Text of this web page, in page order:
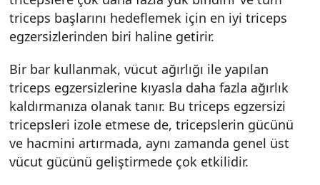
triceps başlarını hedeflemek için en iyi triceps
egzersizlerinden biri haline getirir.
Bir bar kullanmak, vücut ağırlığı ile yapılan
triceps egzersizlerine kıyasla daha fazla ağırlık
kaldırmanıza olanak tanır. Bu triceps egzersizi
tricepsleri izole etmese de, tricepslerin gücünü
ve hacmini artırmada, aynı zamanda genel üst
vücut gücünü geliştirmede çok etkilidir.